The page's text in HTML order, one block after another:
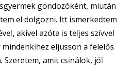
gondozóként, miután
el dolgozni. Itt ismerkedtem
akivel azóta is teljes szívvel
eljusson a felelős
amit csinálok, jól